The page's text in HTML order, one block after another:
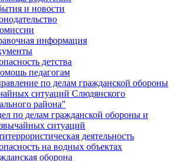
и новости
информация
детства
педагогам
по делам гражданской обороны
ситуаций Слюдянского
района"
по делам гражданской обороны и
ситуаций
деятельность
на водных объектах
оборона